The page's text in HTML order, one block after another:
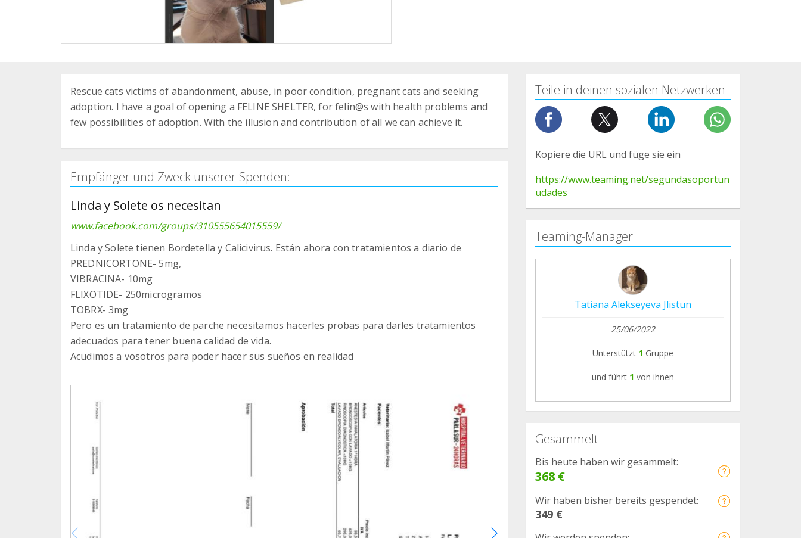
Rescue cats victims of abandonment, abuse, in poor condition, pregnant cats and seeking
adoption. I have a goal of opening a FELINE SHELTER, for felin@s with health problems and
few possibilities of adoption. With the illusion and contribution of all we can achieve it.
Empfänger und Zweck unserer Spenden:
Linda y Solete os necesitan
www.facebook.com/groups/310555654015559/
Linda y Solete tienen Bordetella y Calicivirus. Están ahora con tratamientos a diario de
PREDNICORTONE- 5mg,
VIBRACINA- 10mg
FLIXOTIDE- 250microgramos
TOBRX- 3mg
Pero es un tratamiento de parche necesitamos hacerles probas para darles tratamientos
adecuados para tener buena calidad de vida.
Acudimos a vosotros para poder hacer sus sueños en realidad
Teile in deinen sozialen Netzwerken
Kopiere die URL und füge sie ein
https://www.teaming.net/segundasoportun
udades
Teaming-Manager
Tatiana Alekseyeva Jlistun
25/06/2022
Unterstützt 1 Gruppe
und führt 1 von ihnen
Gesammelt
Bis heute haben wir gesammelt:
368 €
Wir haben bisher bereits gespendet:
349 €